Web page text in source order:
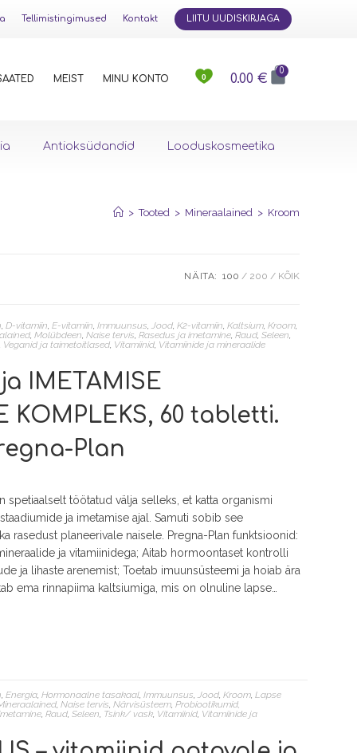
Tellimistingimused Kontakt LIITU UUDISKIRJAGA
MEIST MINU KONTO 0 0.00 €
0
Antioksüdandid Looduskosmeetika
> Tooted > Mineraalained > Kroom
NÄITA: 100 200 KÕIK
,D-vitamiin ,E-vitamiin ,Immuunsus Jood ,K2-vitamiin ,Kaltsium ,Kroom
,Molübdeen ,Naise tervis ,Rasedus ja imetamine ,Raud ,Seleen
Veganid ja taimetoitlased Vitamiinid Vitamiinide ja mineraalide
IMETAMISE
KOMPLEKS, 60 tabletti.
Plan
spetiaalselt töötatud välja selleks, et katta organismi
ja imetamise ajal. Samuti sobib see
rasedust planeerivale naisele. Pregna-Plan funktsioonid:
ja vitamiinidega; Aitab hormoontaset kontrolli
ja lihaste arenemist; Toetab imuunsüsteemi ja hoiab ära
ema rinnapiima kaltsiumiga, mis on olnuline lapse…
,Energia,Hormonaalne tasakaal,Immuunsus,Jood,Kroom,Lapse
,Naise tervis,Närvisüsteem,Probiootikumid,
,Raud,Seleen, Tsink/ vask, Vitamiinid, Vitamiinide ja